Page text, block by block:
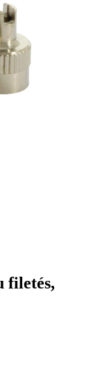
filetés,